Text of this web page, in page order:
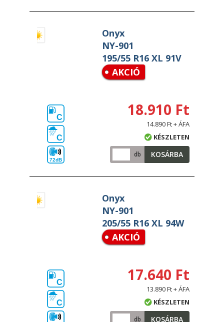
Onyx
NY-901
195/55 R16 XL 91V
AKCIÓ
C
C
72dB
18.910 Ft
14.890 Ft + ÁFA
KÉSZLETEN
db KOSÁRBA
Onyx
NY-901
205/55 R16 XL 94W
AKCIÓ
C
C
17.640 Ft
13.890 Ft + ÁFA
KÉSZLETEN
db KOSÁRBA